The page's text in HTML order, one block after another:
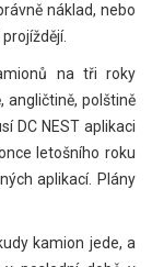
náklad, nebo
na tři roky
angličtině, polštině
DC NEST aplikaci
letošního roku
aplikací. Plány
kamion jede, a